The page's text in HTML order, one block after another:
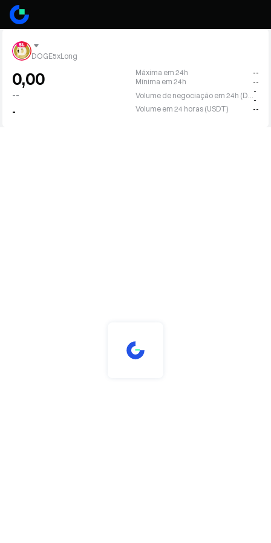
DOGE5xLong
0,00
--
-
Máxima em 24h
--
Mínima em 24h
--
-
-
Volume em 24 horas (USDT)
--